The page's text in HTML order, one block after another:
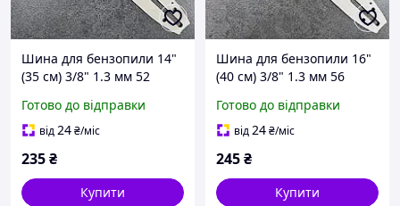
Шина для бензопили 14"
(35 см) 3/8" 1.3 мм 52
Готово до відправки
від24₴/міс
235₴
Купити
Шина для бензопили 16"
(40 см) 3/8" 1.3 мм 56
Готово до відправки
від24₴/міс
245₴
Купити